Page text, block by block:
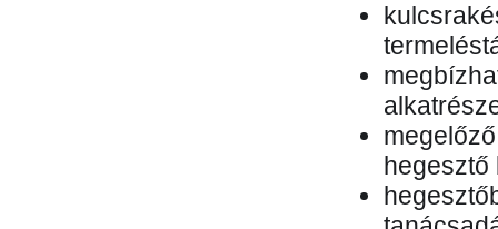
hegesztő